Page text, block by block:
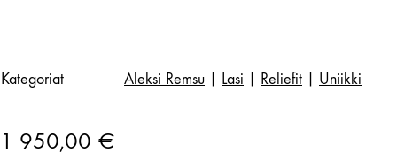
Kategoriat Aleksi Remsu Lasi Reliefit Uniikki
1 950,00 €